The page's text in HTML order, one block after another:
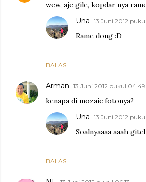
wew, aje gile, kopdar nya
BALAS
Una 13 Juni 2012
Rame dong :D
Arman 13 Juni 2012 pukul 04.49
kenapa di mozaic fotonya?
BALAS
Una 13 Juni 2012
Soalnyaaaa aaah